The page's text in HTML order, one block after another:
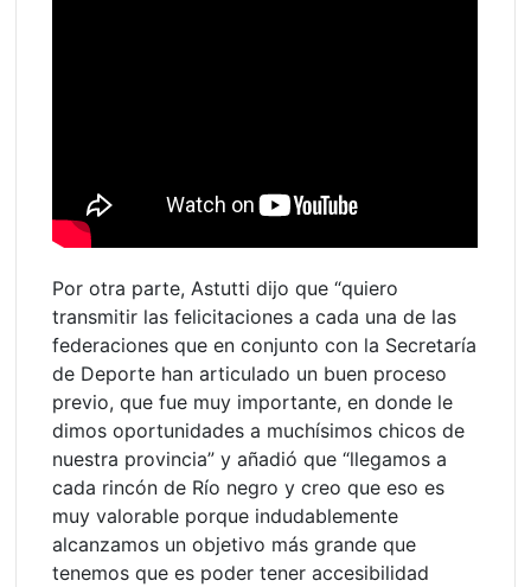
Por otra parte, Astutti dijo que “quiero
transmitir las felicitaciones a cada una de las
federaciones que en conjunto con la Secretaría
de Deporte han articulado un buen proceso
previo, que fue muy importante, en donde le
dimos oportunidades a muchísimos chicos de
nuestra provincia” y añadió que “llegamos a
cada rincón de Río negro y creo que eso es
muy valorable porque indudablemente
alcanzamos un objetivo más grande que
tenemos que es poder tener accesibilidad